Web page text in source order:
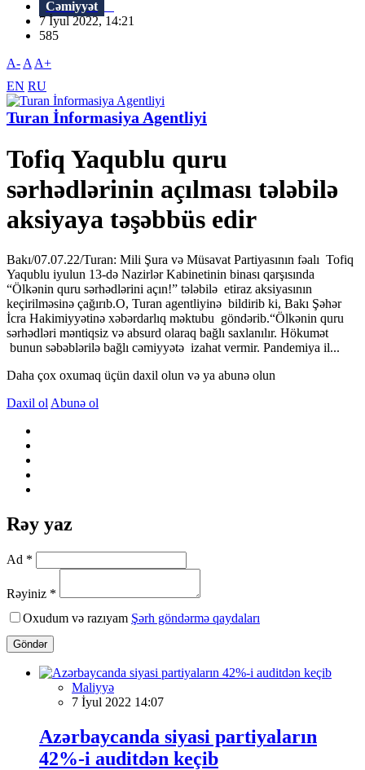
Cəmiyyət
7 İyul 2022, 14:21
585
A- A A+
EN RU
Turan İnformasiya Agentliyi
Tofiq Yaqublu quru
sərhədlərinin açılması tələbilə
aksiyaya təşəbbüs edir
Bakı/07.07.22/Turan: Mili Şura və Müsavat Partiyasının fəalı Tofiq
Yaqublu iyulun 13-də Nazirlər Kabinetinin binası qarşısında
“Ölkənin quru sərhədlərini açın!” tələbilə etiraz aksiyasının
keçirilməsinə çağırıb.O, Turan agentliyinə bildirib ki, Bakı Şəhər
İcra Hakimiyyətinə xəbərdarlıq məktubu göndərib.“Ölkənin quru
sərhədləri məntiqsiz və absurd olaraq bağlı saxlanılır. Hökumət
bunun səbəblərilə bağlı cəmiyyətə izahat vermir. Pandemiya il...
Daha çox oxumaq üçün daxil olun və ya abunə olun
Daxil ol Abunə ol
Rəy yaz
Ad *
Rəyiniz *
Oxudum və razıyam Şərh göndərmə qaydaları
Göndər
Maliyyə
7 İyul 2022 14:07
Azərbaycanda siyasi partiyaların
42%-i auditdən keçib